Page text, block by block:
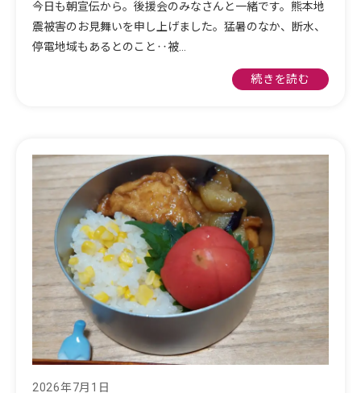
今日も朝宣伝から。後援会のみなさんと一緒です。熊本地
震被害のお見舞いを申し上げました。猛暑のなか、断水、
停電地域もあるとのこと‥被…
続きを読む
2026年7月1日